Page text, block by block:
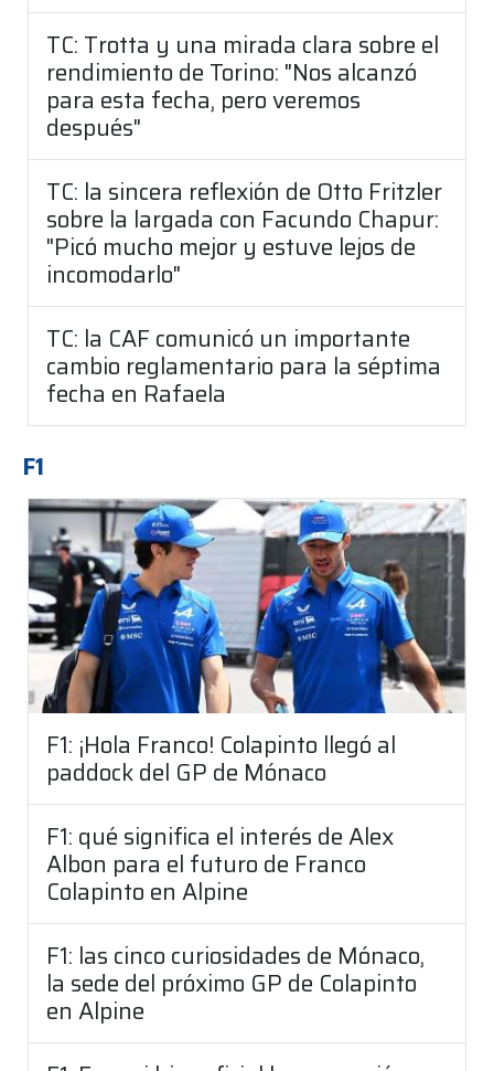
TC: Trotta y una mirada clara sobre el
rendimiento de Torino: "Nos alcanzó
para esta fecha, pero veremos
después"
TC: la sincera reflexión de Otto Fritzler
sobre la largada con Facundo Chapur:
"Picó mucho mejor y estuve lejos de
incomodarlo"
TC: la CAF comunicó un importante
cambio reglamentario para la séptima
fecha en Rafaela
F1
F1: ¡Hola Franco! Colapinto llegó al
paddock del GP de Mónaco
F1: qué significa el interés de Alex
Albon para el futuro de Franco
Colapinto en Alpine
F1: las cinco curiosidades de Mónaco,
la sede del próximo GP de Colapinto
en Alpine